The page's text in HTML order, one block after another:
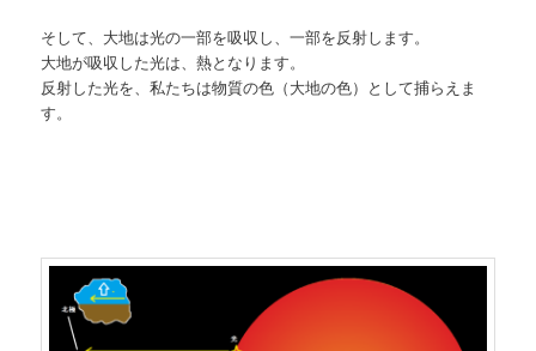
そして、大地は光の一部を吸収し、一部を反射します。
大地が吸収した光は、熱となります。
反射した光を、私たちは物質の色（大地の色）として捕らえま
す。